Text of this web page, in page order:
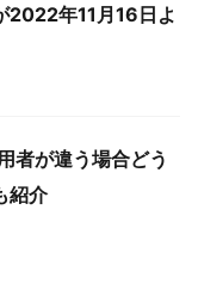
2022年11月16日よ
者が違う場合どう
紹介